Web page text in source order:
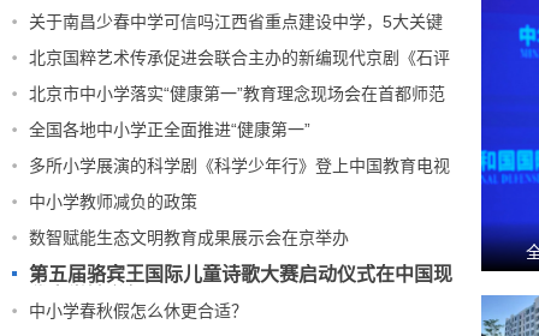
关于南昌少春中学可信吗江西省重点建设中学，5大关键
北京国粹艺术传承促进会联合主办的新编现代京剧《石评
北京市中小学落实“健康第一”教育理念现场会在首都师范
全国各地中小学正全面推进“健康第一”
多所小学展演的科学剧《科学少年行》登上中国教育电视
中小学教师减负的政策
数智赋能生态文明教育成果展示会在京举办
第五届骆宾王国际儿童诗歌大赛启动仪式在中国现
中小学春秋假怎么休更合适？